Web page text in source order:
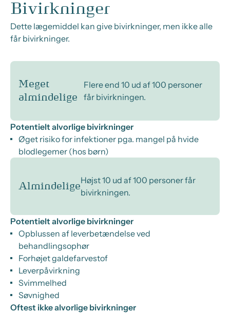
Bivirkninger
Dette lægemiddel kan give bivirkninger, men ikke alle
får bivirkninger.
Meget
almindelige
Flere end 10 ud af 100 personer
får bivirkningen.
Potentielt alvorlige bivirkninger
Øget risiko for infektioner pga. mangel på hvide
blodlegemer (hos børn)
Almindelige
Højst 10 ud af 100 personer får
bivirkningen.
Potentielt alvorlige bivirkninger
Opblussen af leverbetændelse ved
behandlingsophør
Forhøjet galdefarvestof
Leverpåvirkning
Svimmelhed
Søvnighed
Oftest ikke alvorlige bivirkninger